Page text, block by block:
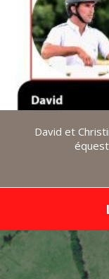
David et